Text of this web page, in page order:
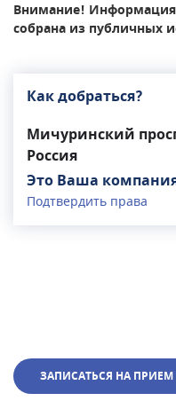
Внимание! Информация
собрана из публичных
Как добраться?
Мичуринский
Россия
Это Ваша
Подтвердить права
ЗАПИСАТЬСЯ НА ПРИЕМ